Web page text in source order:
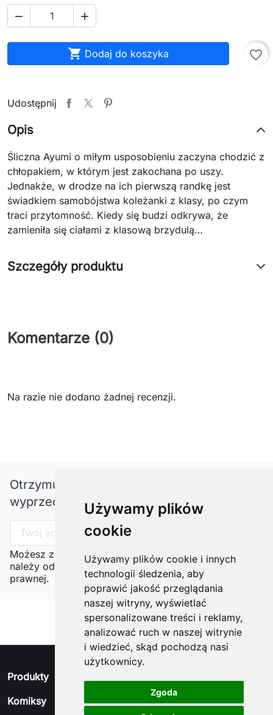
Używamy plików
cookie
Używamy plików cookie i innych
technologii śledzenia, aby
poprawić jakość przeglądania
naszej witryny, wyświetlać
spersonalizowane treści i reklamy,
analizować ruch w naszej witrynie
i wiedzieć, skąd pochodzą nasi
użytkownicy.
Zgoda
 
 Dodaj do koszyka favorite_border
Udostępnij
Opis
Śliczna Ayumi o miłym usposobieniu zaczyna chodzić z
chłopakiem, w którym jest zakochana po uszy.
Jednakże, w drodze na ich pierwszą randkę jest
świadkiem samobójstwa koleżanki z klasy, po czym
traci przytomność. Kiedy się budzi odkrywa, że
zamieniła się ciałami z klasową brzydulą…
Szczegóły produktu
Komentarze (0)
Na razie nie dodano żadnej recenzji.
Otrzymuj informację o nowościach i
wyprzedażach
Możesz zrezygnować w każdej chwili. W tym celu
należy odnaleźć szczegóły w naszej informacji
prawnej.
Produkty
Komiksy